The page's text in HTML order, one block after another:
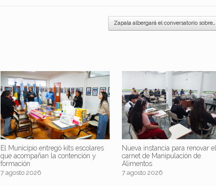
Zapala albergará el conversatorio sobre…
El Municipio entregó kits escolares
que acompañan la contención y
formación
7 agosto 2026
Nueva instancia para renovar el
carnet de Manipulación de
Alimentos
7 agosto 2026